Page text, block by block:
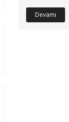
Devamı